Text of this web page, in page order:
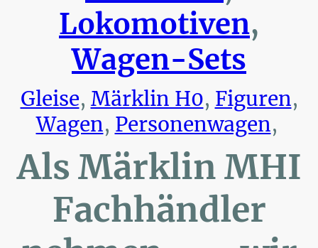
Lokomotiven,
Wagen-Sets
Gleise, Märklin H0, Figuren,
Wagen, Personenwagen,
Als Märklin MHI
Fachhändler